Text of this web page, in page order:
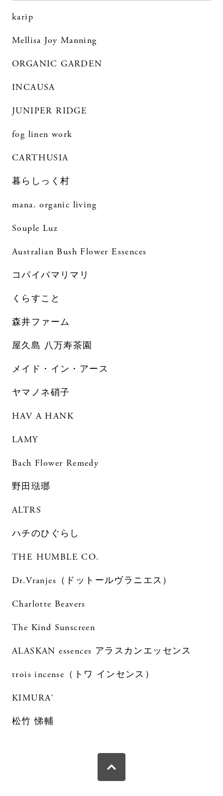
karip
Mellisa Joy Manning
ORGANIC GARDEN
INCAUSA
JUNIPER RIDGE
fog linen work
CARTHUSIA
暮らしっく村
mana. organic living
Souple Luz
Australian Bush Flower Essences
コパイバマリマリ
くらすこと
森井ファーム
屋久島 八万寿茶園
メイド・イン・アース
ヤマノネ硝子
HAV A HANK
LAMY
Bach Flower Remedy
野田琺瑯
ALTRS
ハチのひぐらし
THE HUMBLE CO.
Dr.Vranjes（ドットールヴラニエス）
Charlotte Beavers
The Kind Sunscreen
ALASKAN essences アラスカンエッセンス
trois incense（トワ インセンス）
KIMURA`
松竹 悌輔